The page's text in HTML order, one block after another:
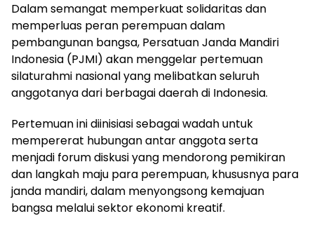
Dalam semangat memperkuat solidaritas dan
memperluas peran perempuan dalam
pembangunan bangsa, Persatuan Janda Mandiri
Indonesia (PJMI) akan menggelar pertemuan
silaturahmi nasional yang melibatkan seluruh
anggotanya dari berbagai daerah di Indonesia.
Pertemuan ini diinisiasi sebagai wadah untuk
mempererat hubungan antar anggota serta
menjadi forum diskusi yang mendorong pemikiran
dan langkah maju para perempuan, khususnya para
janda mandiri, dalam menyongsong kemajuan
bangsa melalui sektor ekonomi kreatif.